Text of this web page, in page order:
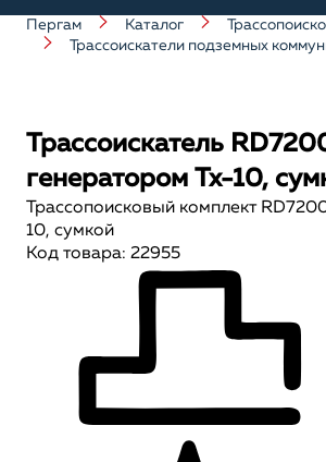
Пергам Каталог
Трассоискатели подземных
Трассоискатель
генератором Tx-10,
Трассопоисковый комплект
10, сумкой
Код товара: 22955